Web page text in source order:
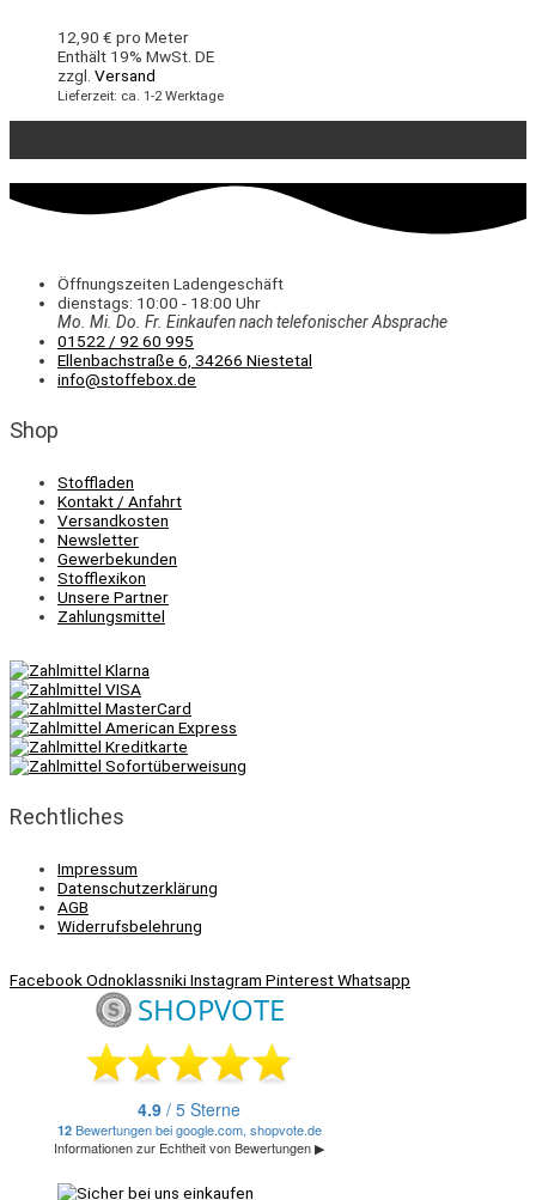
12,90 € pro Meter
Enthält 19% MwSt. DE
zzgl. Versand
Lieferzeit: ca. 1-2 Werktage
Öffnungszeiten Ladengeschäft
dienstags: 10:00 - 18:00 Uhr
Mo. Mi. Do. Fr. Einkaufennach telefonischer Absprache
01522 / 92 60 995
Ellenbachstraße 6, 34266 Niestetal
info@stoffebox.de
Shop
Stoffladen
Kontakt / Anfahrt
Versandkosten
Newsletter
Gewerbekunden
Stofflexikon
Unsere Partner
Zahlungsmittel
Rechtliches
Impressum
Datenschutzerklärung
AGB
Widerrufsbelehrung
FacebookOdnoklassnikiInstagram PinterestWhatsapp